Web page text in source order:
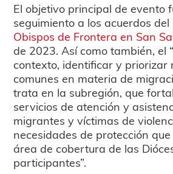
El objetivo principal de evento
seguimiento a los acuerdos del
Obispos de Frontera en San
de 2023. Así como también, el
contexto, identificar y priorizar
comunes en materia de
trata en la subregión, que
servicios de atención y
migrantes y víctimas de
necesidades de protección
área de cobertura de las
participantes”.